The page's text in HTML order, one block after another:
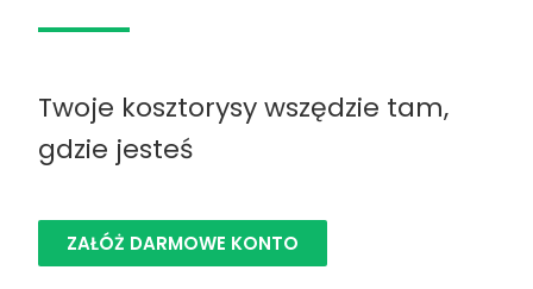
Twoje kosztorysy wszędzie tam,
gdzie jesteś
ZAŁÓŻ DARMOWE KONTO